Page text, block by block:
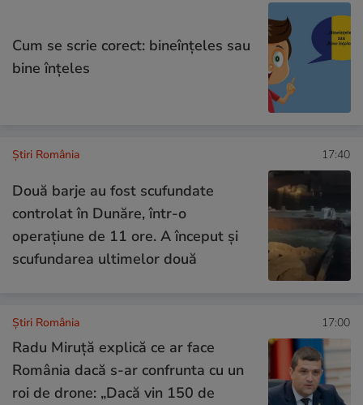
Cum se scrie corect: bineînțeles sau
bine înțeles
Știri România 17:40
Două barje au fost scufundate
controlat în Dunăre, într-o
operațiune de 11 ore. A început și
scufundarea ultimelor două
Știri România 17:00
Radu Miruță explică ce ar face
România dacă s-ar confrunta cu un
roi de drone: „Dacă vin 150 de